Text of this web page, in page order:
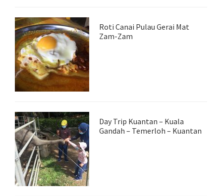
Roti Canai Pulau Gerai Mat
Zam-Zam
Day Trip Kuantan – Kuala
Gandah – Temerloh – Kuantan